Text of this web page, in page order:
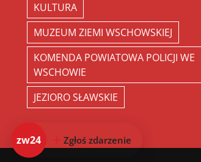
KULTURA
MUZEUM ZIEMI WSCHOWSKIEJ
KOMENDA POWIATOWA POLICJI WE
WSCHOWIE
JEZIORO SŁAWSKIE
zw24 Zgłoś zdarzenie